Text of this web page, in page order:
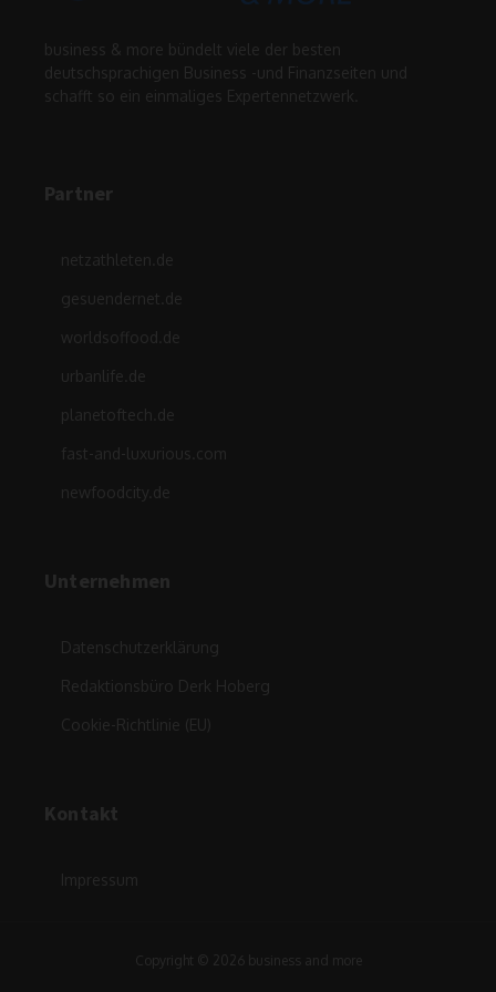
business & more bündelt viele der besten
deutschsprachigen Business -und Finanzseiten und
schafft so ein einmaliges Expertennetzwerk.
Partner
netzathleten.de
gesuendernet.de
worldsoffood.de
urbanlife.de
planetoftech.de
fast-and-luxurious.com
newfoodcity.de
Unternehmen
Datenschutzerklärung
Redaktionsbüro Derk Hoberg
Cookie-Richtlinie (EU)
Kontakt
Impressum
Copyright © 2026 business and more